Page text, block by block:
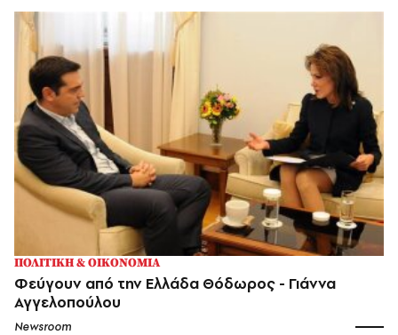
ΠΟΛΙΤΙΚΗ & ΟΙΚΟΝΟΜΙΑ
Φεύγουν από την Ελλάδα Θόδωρος - Γιάννα
Αγγελοπούλου
Newsroom